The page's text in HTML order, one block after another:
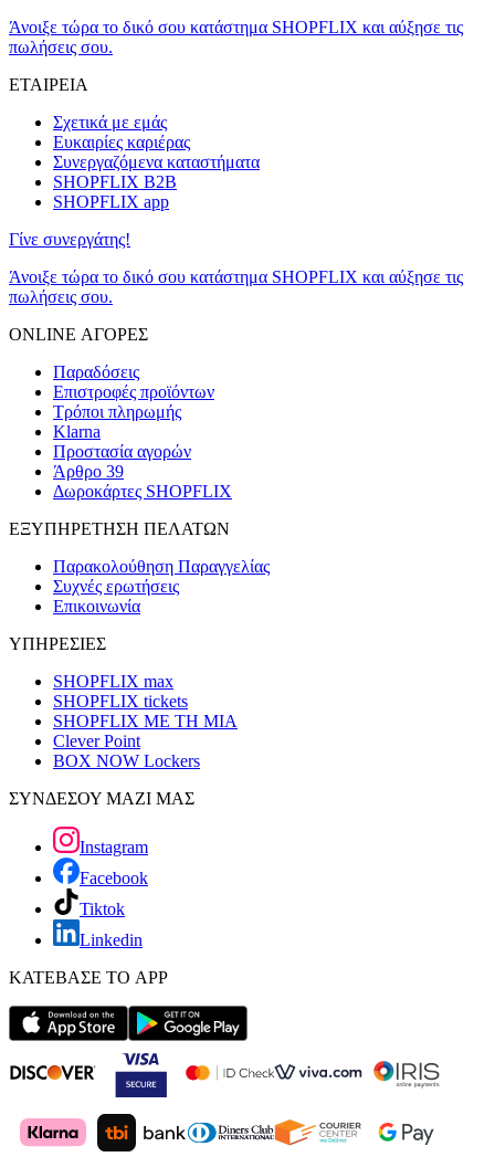
Άνοιξε τώρα το δικό σου κατάστημα SHOPFLIX και αύξησε τις
πωλήσεις σου.
ΕΤΑΙΡΕΙΑ
Σχετικά με εμάς
Ευκαιρίες καριέρας
Συνεργαζόμενα καταστήματα
SHOPFLIX B2B
SHOPFLIX app
Γίνε συνεργάτης!
Άνοιξε τώρα το δικό σου κατάστημα SHOPFLIX και αύξησε τις
πωλήσεις σου.
ONLINE ΑΓΟΡΕΣ
Παραδόσεις
Επιστροφές προϊόντων
Τρόποι πληρωμής
Klarna
Προστασία αγορών
Άρθρο 39
Δωροκάρτες SHOPFLIX
ΕΞΥΠΗΡΕΤΗΣΗ ΠΕΛΑΤΩΝ
Παρακολούθηση Παραγγελίας
Συχνές ερωτήσεις
Επικοινωνία
ΥΠΗΡΕΣΙΕΣ
SHOPFLIX max
SHOPFLIX tickets
SHOPFLIX ΜΕ ΤΗ ΜΙΑ
Clever Point
BOX NOW Lockers
ΣΥΝΔΕΣΟΥ ΜΑΖΙ ΜΑΣ
Instagram
Facebook
Tiktok
Linkedin
ΚΑΤΕΒΑΣΕ ΤΟ APP